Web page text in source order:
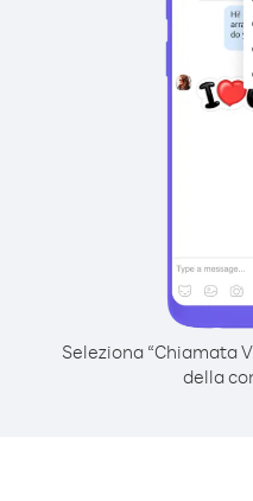
Seleziona “Chiamata
della